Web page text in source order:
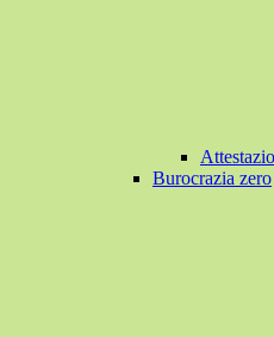
Burocrazia zero